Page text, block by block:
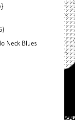
Neck Blues